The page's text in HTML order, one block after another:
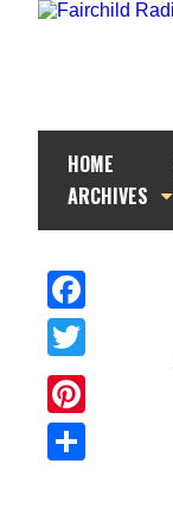
HOME
ARCHIVES
Facebook
Twitter
Pinterest